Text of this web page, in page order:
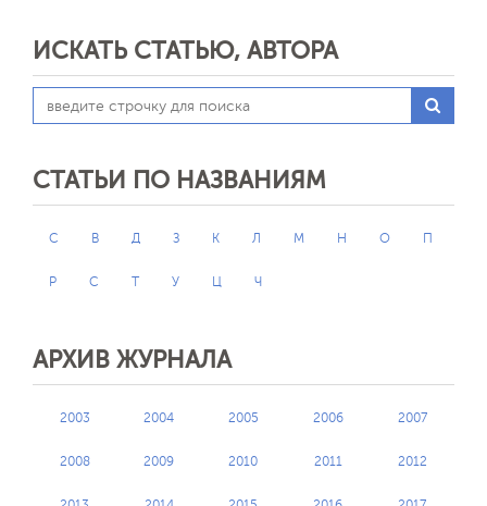
ИСКАТЬ СТАТЬЮ, АВТОРА
СТАТЬИ ПО НАЗВАНИЯМ
C В Д З К Л М Н О П
Р С Т У Ц Ч
АРХИВ ЖУРНАЛА
2003 2004 2005 2006 2007
2008 2009 2010 2011 2012